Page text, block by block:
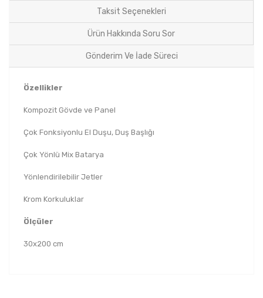
Taksit Seçenekleri
Ürün Hakkında Soru Sor
Gönderim Ve İade Süreci
Özellikler
Kompozit Gövde ve Panel
Çok Fonksiyonlu El Duşu, Duş Başlığı
Çok Yönlü Mix Batarya
Yönlendirilebilir Jetler
Krom Korkuluklar
Ölçüler
30x200 cm